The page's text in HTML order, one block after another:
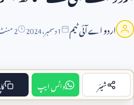
اردو اے آئی ٹیم 1دسمبر،2024 2 منٹ مطالعہ
فہرست مضمون
شیئر واٹس ایپ